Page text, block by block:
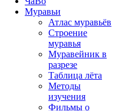
Муравьи
Атлас муравьёв
Строение
муравья
Муравейник в
разрезе
Таблица лёта
Методы
изучения
Фильмы о